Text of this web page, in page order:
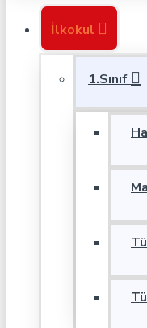
İlkokul
1.Sınıf